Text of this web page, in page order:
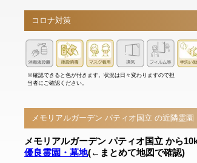
コロナ対策
※確認できると色が付きます。状況は日々変わりますので担
当者にご確認ください。
メモリアルガーデン パティオ国立 の近隣霊園
メモリアルガーデン パティオ国立 から
優良霊園・墓地(←まとめて地図で確認)